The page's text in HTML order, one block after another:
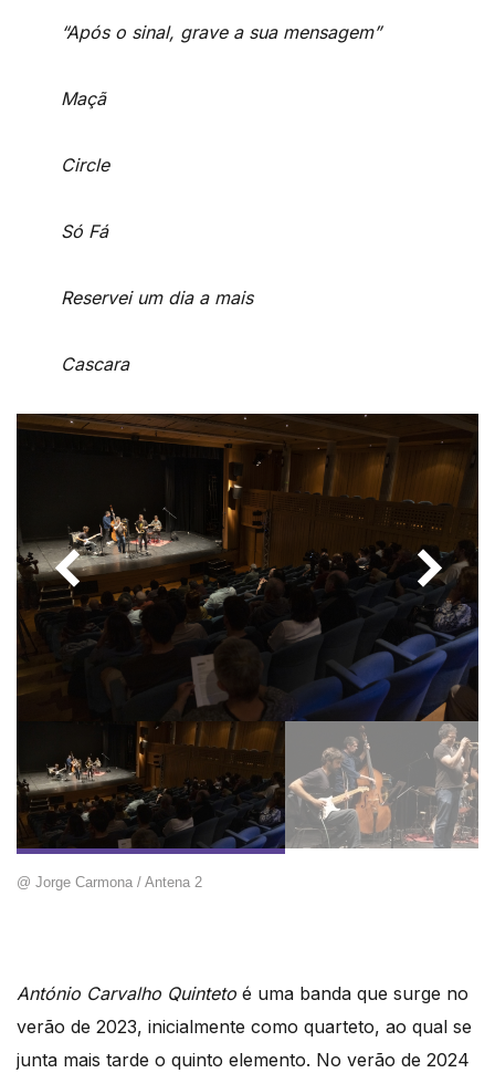
“Após o sinal, grave a sua mensagem”
Maçã
Circle
Só Fá
Reservei um dia a mais
Cascara
@ Jorge Carmona / Antena 2
António Carvalho Quinteto é uma banda que surge no
verão de 2023, inicialmente como quarteto, ao qual se
junta mais tarde o quinto elemento. No verão de 2024